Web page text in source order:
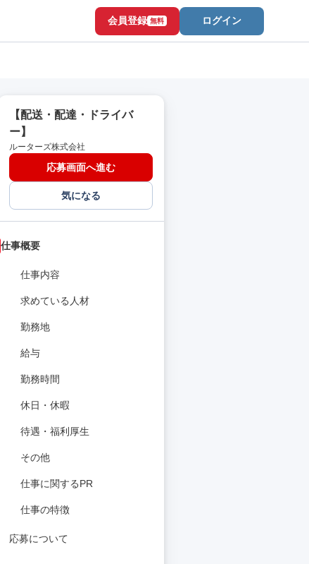
会員登録 無料 ログイン
【配送・配達・ドライバ
ー】
ルーターズ株式会社
応募画面へ進む
気になる
仕事概要
仕事内容
求めている人材
勤務地
給与
勤務時間
休日・休暇
待遇・福利厚生
その他
仕事に関するPR
仕事の特徴
応募について